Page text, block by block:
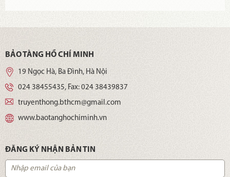
BẢO TÀNG HỒ CHÍ MINH
19 Ngọc Hà, Ba Đình, Hà Nội
024 38455435, Fax: 024 38439837
truyenthong.bthcm@gmail.com
www.baotanghochiminh.vn
ĐĂNG KÝ NHẬN BẢN TIN